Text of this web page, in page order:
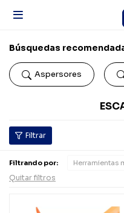

Búsquedas
Aspersores
Filtrando por: Herramientas
Quitar filtros